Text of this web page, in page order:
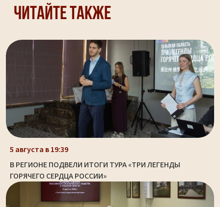
Читайте также
5 августа в 19:39
В РЕГИОНЕ ПОДВЕЛИ ИТОГИ ТУРА «ТРИ ЛЕГЕНДЫ
ГОРЯЧЕГО СЕРДЦА РОССИИ»